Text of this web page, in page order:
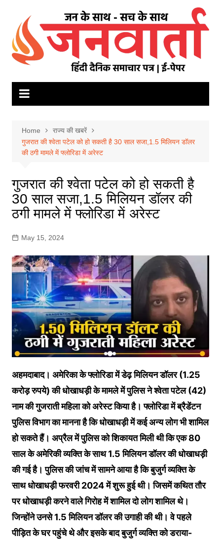
content
Home
राज्य की खबरें
गुजरात की श्वेता पटेल को हो सकती है 30 साल सजा,1.5 मिलियन डॉलर
की ठगी मामले में फ्लोरिडा में अरेस्ट
गुजरात की श्वेता पटेल को हो सकती है
30 साल सजा,1.5 मिलियन डॉलर की
ठगी मामले में फ्लोरिडा में अरेस्ट
May 15, 2024
अहमदाबाद। अमेरिका के फ्लोरिडा में डेढ़ मिलियन डॉलर (1.25
करोड़ रुपये) की धोखाधड़ी के मामले में पुलिस ने श्वेता पटेल (42)
नाम की गुजराती महिला को अरेस्ट किया है। फ्लोरिडा में ब्रैडेंटन
पुलिस विभाग का मानना है कि धोखाधड़ी में कई अन्य लोग भी शामिल
हो सकते हैं। अप्रैल में पुलिस को शिकायत मिली थी कि एक 80
साल के अमेरिकी व्यक्ति के साथ 1.5 मिलियन डॉलर की धोखाधड़ी
की गई है। पुलिस की जांच में सामने आया है कि बुजुर्ग व्यक्ति के
साथ धोखाधड़ी फरवरी 2024 में शुरू हुई थी। जिसमें कथित तौर
पर धोखाधड़ी करने वाले गिरोह में शामिल दो लोग शामिल थे।
जिन्होंने उनसे 1.5 मिलियन डॉलर की उगाही की थी। वे पहले
पीड़ित के घर पहुंचे थे और इसके बाद बुजुर्ग व्यक्ति को डराया-